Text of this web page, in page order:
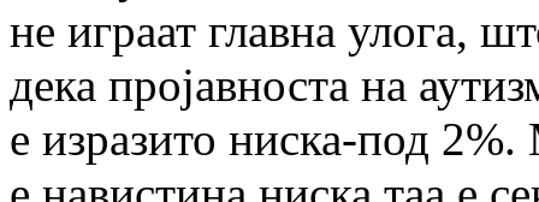
не играат главна улога,
дека пројавноста на
е изразито ниска-под